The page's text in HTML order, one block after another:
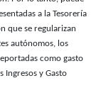
a la Tesorería
que se regularizan
autónomos, los
como gasto
Ingresos y Gasto